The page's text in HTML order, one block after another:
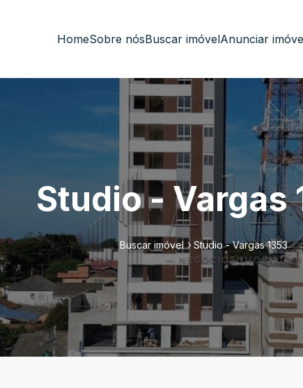
HomeSobre nósBuscar imóvelAnunciar
Studio - Vargas
Buscar imóvel Studio - Vargas 1353